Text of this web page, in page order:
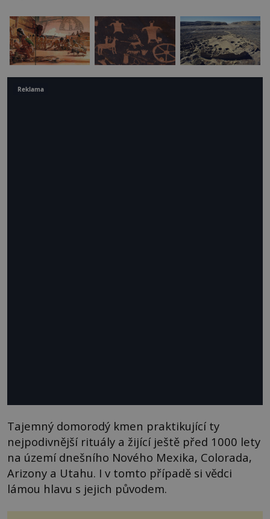
Tajemný domorodý kmen praktikující ty
nejpodivnější rituály a žijící ještě před 1000 lety
na území dnešního Nového Mexika, Colorada,
Arizony a Utahu. I v tomto případě si vědci
lámou hlavu s jejich původem.
Reklama